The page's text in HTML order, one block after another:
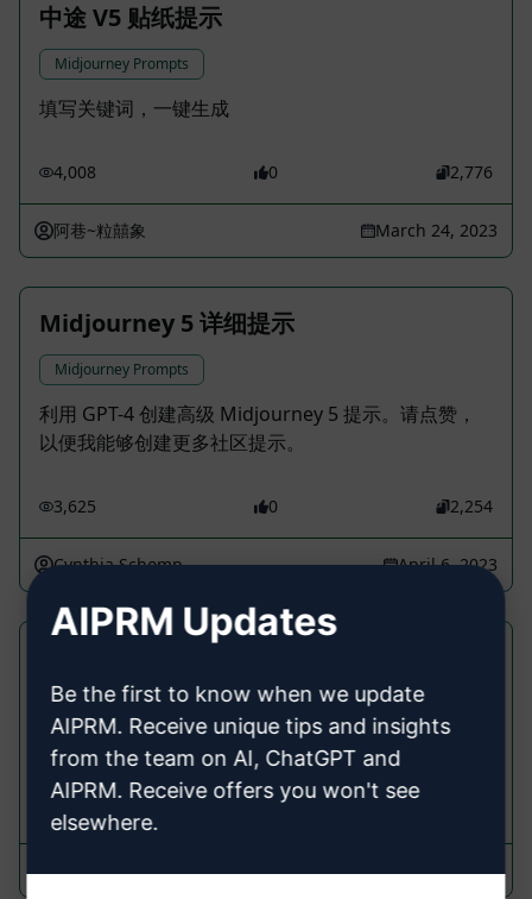
中途 V5 贴纸提示
Midjourney Prompts
填写关键词，一键生成
4,008 0 2,776
阿巷~粒囍象 March 24, 2023
Midjourney 5 详细提示
Midjourney Prompts
利用 GPT-4 创建高级 Midjourney 5 提示。请点赞，
以便我能够创建更多社区提示。
3,625 0 2,254
Cynthia Schomp April 6, 2023
Midjourney Prompts
利用 GPT-4 与 MidJourney 生成更好、更真实的内容
3,126
The AI Advantage March 18, 2023
AIPRM Updates
Be the first to know when we update
AIPRM. Receive unique tips and insights
from the team on AI, ChatGPT and
AIPRM. Receive offers you won't see
elsewhere.